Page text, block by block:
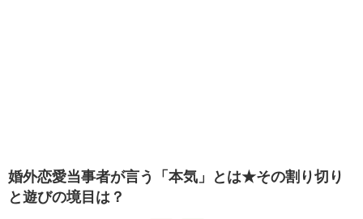
婚外恋愛当事者が言う「本気」とは★その割り切り
と遊びの境目は？